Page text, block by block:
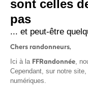
Inscrivez-vous
sont celles
pas
... et peut-être
Chers randonneurs,
Ici à la FFRandonnée,
Cependant, sur notre
numériques.